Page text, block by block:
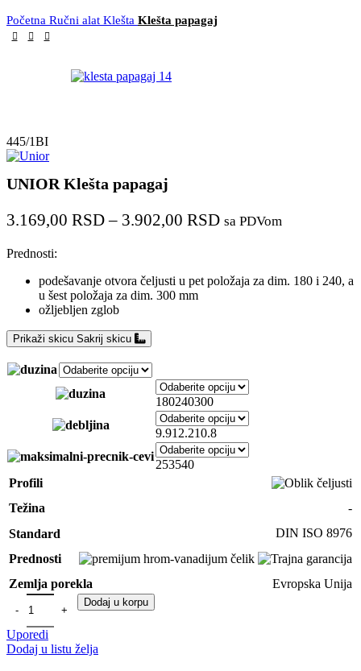
Početna Ručni alat Klešta Klešta papagaj
445/1BI
UNIOR Klešta papagaj
3.169,00 RSD– 3.902,00 RSD sa PDVom
Prednosti:
podešavanje otvora čeljusti u pet položaja za dim. 180 i 240, a
u šest položaja za dim. 300 mm
ožljebljen zglob
Prikaži skicu Sakrij skicu
180240300
9.912.210.8
253540
Profili
Težina
-
Standard
DIN ISO 8976
Prednosti
Zemlja porekla
Evropska Unija
Dodaj u korpu
Uporedi
Dodaj u listu želja